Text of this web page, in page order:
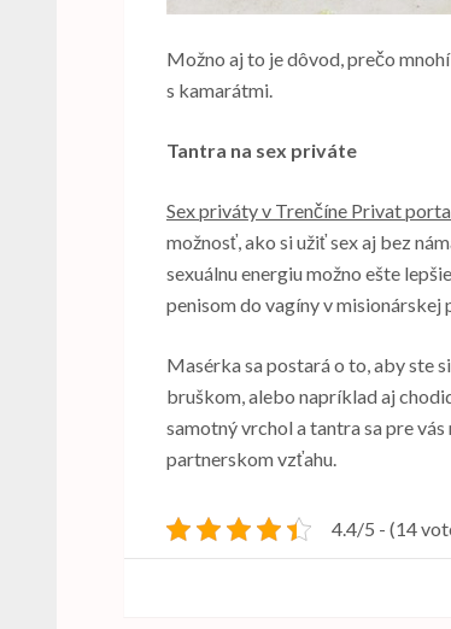
Možno aj to je dôvod, prečo
s kamarátmi.
Tantra na sex priváte
Sex priváty v Trenčíne Privat
možnosť, ako si užiť sex aj bez
sexuálnu energiu možno ešte
penisom do vagíny v
Masérka sa postará o to, aby ste
bruškom, alebo napríklad aj
samotný vrchol a tantra sa pre
partnerskom vzťahu.
4.4/5 - (14